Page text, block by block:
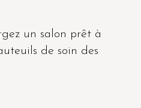
un salon prêt à
de soin des